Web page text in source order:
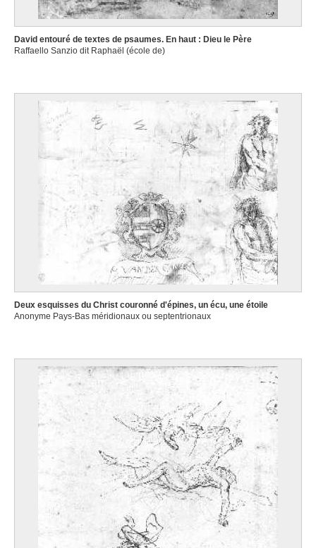
David entouré de textes de psaumes. En haut : Dieu le Père
Raffaello Sanzio dit Raphaël (école de)
Deux esquisses du Christ couronné d'épines, un écu, une étoile
Anonyme Pays-Bas méridionaux ou septentrionaux